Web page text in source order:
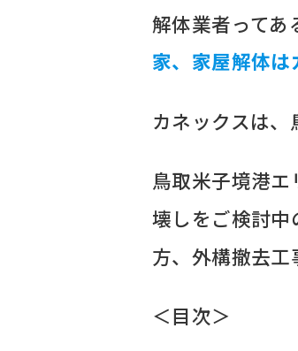
解体業者ってあ
家、家屋解体は
カネックスは、
鳥取米子境港
壊しをご検討
方、外構撤去工
＜目次＞